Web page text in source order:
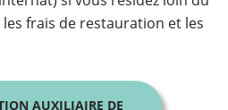
frais de restauration et les
AUXILIAIRE DE